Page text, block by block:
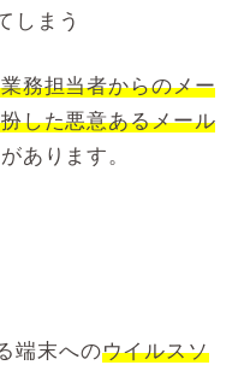
しまう
務担当者からのメー
した悪意あるメール
あります。
端末へのウイルスソ